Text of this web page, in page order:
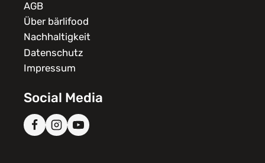
AGB
Über bärlifood
Nachhaltigkeit
Datenschutz
Impressum
Social Media